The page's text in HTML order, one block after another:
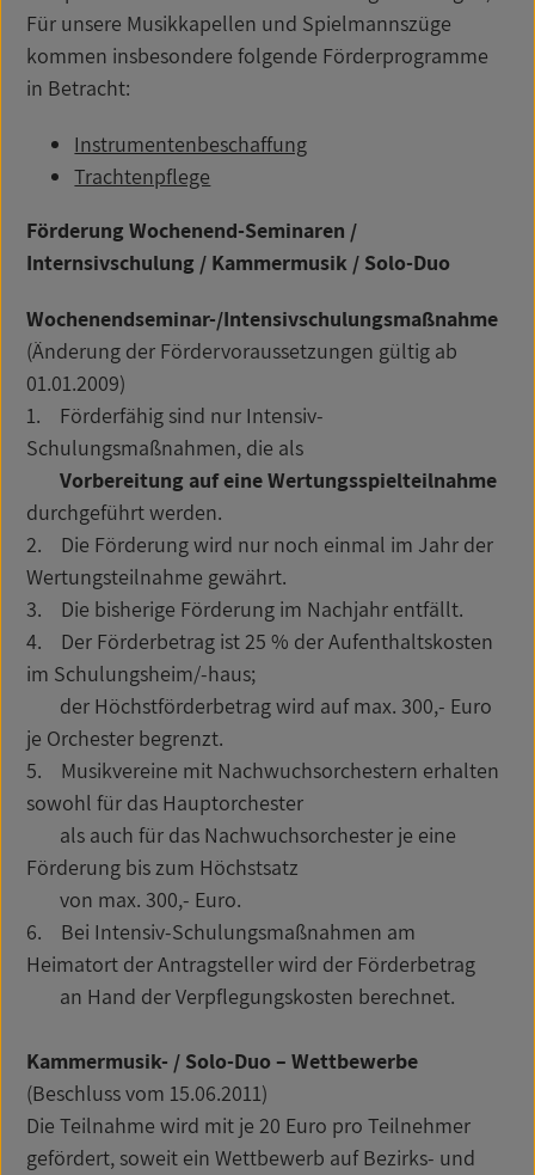
Für unsere Musikkapellen und Spielmannszüge
kommen insbesondere folgende Förderprogramme
in Betracht:
Instrumentenbeschaffung
Trachtenpflege
Förderung Wochenend-Seminaren /
Internsivschulung / Kammermusik / Solo-Duo
Wochenendseminar-/Intensivschulungsmaßnahme
(Änderung der Fördervoraussetzungen gültig ab
01.01.2009)
1. Förderfähig sind nur Intensiv-
Schulungsmaßnahmen, die als
Vorbereitung auf eine Wertungsspielteilnahme
durchgeführt werden.
2. Die Förderung wird nur noch einmal im Jahr der
Wertungsteilnahme gewährt.
3. Die bisherige Förderung im Nachjahr entfällt.
4. Der Förderbetrag ist 25 % der Aufenthaltskosten
im Schulungsheim/-haus;
der Höchstförderbetrag wird auf max. 300,- Euro
je Orchester begrenzt.
5. Musikvereine mit Nachwuchsorchestern erhalten
sowohl für das Hauptorchester
als auch für das Nachwuchsorchester je eine
Förderung bis zum Höchstsatz
von max. 300,- Euro.
6. Bei Intensiv-Schulungsmaßnahmen am
Heimatort der Antragsteller wird der Förderbetrag
an Hand der Verpflegungskosten berechnet.
Kammermusik- / Solo-Duo – Wettbewerbe
(Beschluss vom 15.06.2011)
Die Teilnahme wird mit je 20 Euro pro Teilnehmer
gefördert, soweit ein Wettbewerb auf Bezirks- und